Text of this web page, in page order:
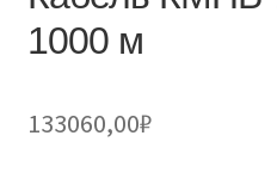
1000 м
133060,00₽